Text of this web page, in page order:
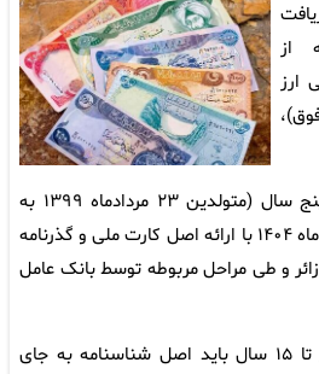
از
ارز
‌فروش ارز به زائرین بالای پنج سال (متولدین ۲۳ مردادماه ۱۳۹۹ به
قبل) از تاریخ ۴ الی ۲۲‌ مردادماه ۱۴۰۴ با ارائه اصل کارت ملی و گذرنامه
زائر و طی مراحل مربوطه توسط بانک عامل
در خصوص زائرین بین پنج تا ۱۵ سال باید اصل شناسنامه به جای